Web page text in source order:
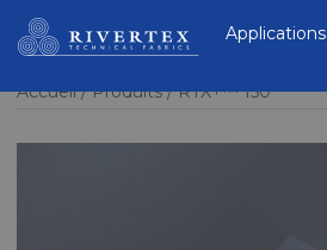
Accueil Produits RTX+™ 150
Rivertex Technical
Fabrics Group
Applications